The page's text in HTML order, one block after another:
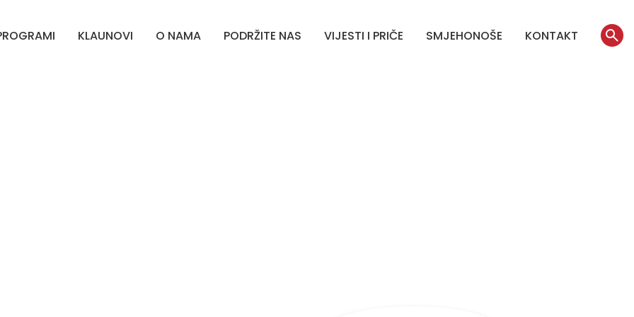
KLAUNOVI O NAMA PODRŽITE NAS VIJESTI I PRIČE SMJEHONOŠE KONTAKT